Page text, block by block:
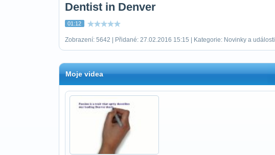
Dentist in Denver
01:12
Zobrazení: 5642 | Přidané: 27.02.2016 15:15 | Kategorie: Novinky a události
Moje videa